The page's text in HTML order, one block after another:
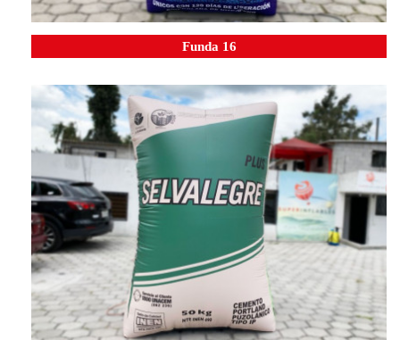
Funda 16